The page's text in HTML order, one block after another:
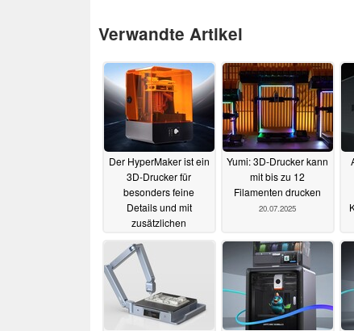
Verwandte Artikel
Der HyperMaker ist ein
3D-Drucker für
besonders feine
Details und mit
zusätzlichen
31.07.2025
Yumi: 3D-Drucker kann
mit bis zu 12
Filamenten drucken
20.07.2025